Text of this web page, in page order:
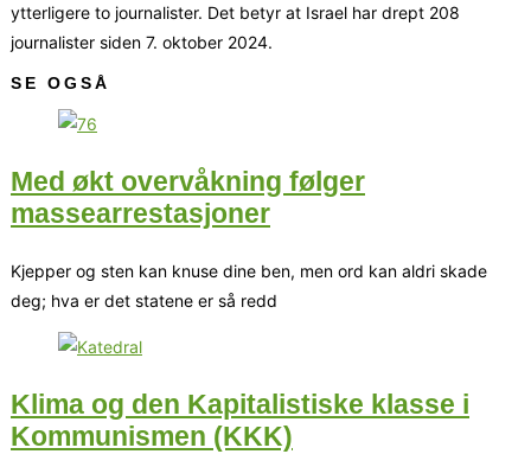
ytterligere to journalister. Det betyr at Israel har drept 208
journalister siden 7. oktober 2024.
SE OGSÅ
Med økt overvåkning følger
massearrestasjoner
Kjepper og sten kan knuse dine ben, men ord kan aldri skade
deg; hva er det statene er så redd
Klima og den Kapitalistiske klasse i
Kommunismen (KKK)